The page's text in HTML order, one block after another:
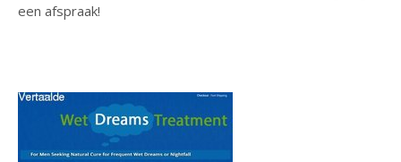
een afspraak!